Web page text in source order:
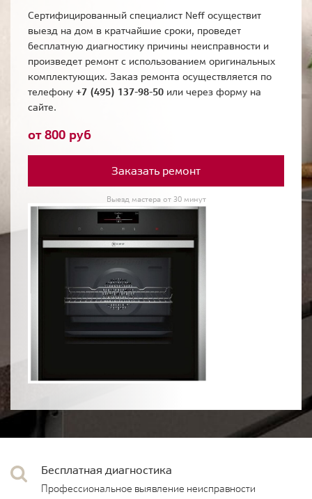
Сертифицированный специалист Neff осуществит
выезд на дом в кратчайшие сроки, проведет
бесплатную диагностику причины неисправности и
произведет ремонт с использованием оригинальных
комплектующих. Заказ ремонта осуществляется по
телефону +7 (495) 137-98-50 или через форму на
сайте.
от 800 руб
Заказать ремонт
Выезд мастера от 30 минут
Бесплатная диагностика
Профессиональное выявление неисправности